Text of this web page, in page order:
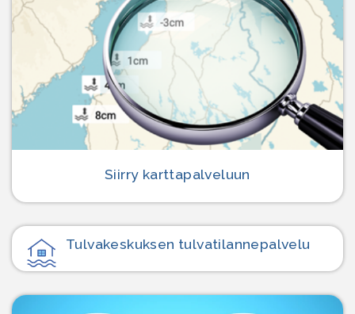
Siirry karttapalveluun
Tulvakeskuksen tulvatilanne­palvelu